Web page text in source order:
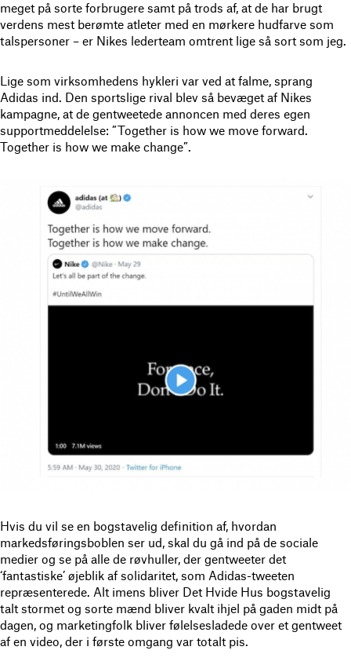
meget på sorte forbrugere samt på trods af, at de har brugt
verdens mest berømte atleter med en mørkere hudfarve som
talspersoner – er Nikes lederteam omtrent lige så sort som jeg.
Lige som virksomhedens hykleri var ved at falme, sprang
Adidas ind. Den sportslige rival blev så bevæget af Nikes
kampagne, at de gentweetede annoncen med deres egen
supportmeddelelse: ”Together is how we move forward.
Together is how we make change”.
Hvis du vil se en bogstavelig definition af, hvordan
markedsføringsboblen ser ud, skal du gå ind på de sociale
medier og se på alle de røvhuller, der gentweeter det
‘fantastiske’ øjeblik af solidaritet, som Adidas-tweeten
repræsenterede. Alt imens bliver Det Hvide Hus bogstavelig
talt stormet og sorte mænd bliver kvalt ihjel på gaden midt på
dagen, og marketingfolk bliver følelsesladede over et gentweet
af en video, der i første omgang var totalt pis.